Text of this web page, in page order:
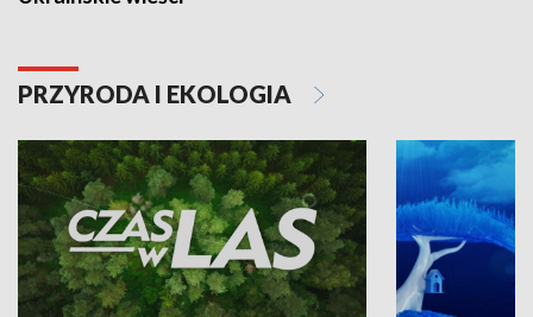
PRZYRODA I EKOLOGIA